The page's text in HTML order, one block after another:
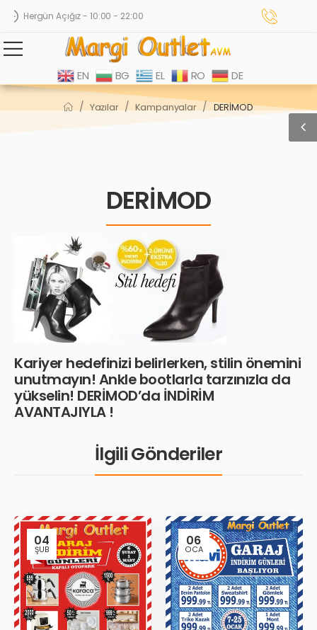
Hergün Açığız - 10:00 - 22:00
EN BG EL RO DE
/ Yazılar / Kampanyalar / DERİMOD
DERİMOD
Kariyer hedefinizi belirlerken, stilin önemini
unutmayın! Ankle bootlarla tarzınızla da
yükselin! DERİMOD’da İNDİRİM
AVANTAJIYLA !
İlgili Gönderiler
04
ŞUB
06
OCA